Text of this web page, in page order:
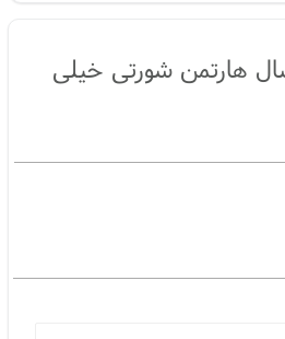
هارتمن شورتی خیلی